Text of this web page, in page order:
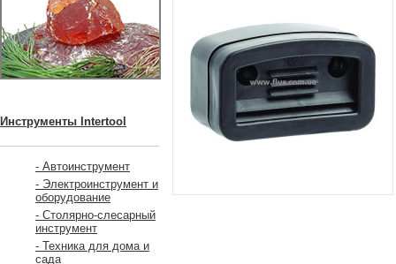
Инструменты Intertool
- Автоинструмент
- Электроинструмент и
оборудование
- Столярно-слесарный
инструмент
- Техника для дома и
сада